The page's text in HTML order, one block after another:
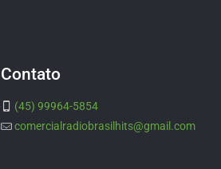
Contato
(45) 99964-5854
comercialradiobrasilhits@gmail.com